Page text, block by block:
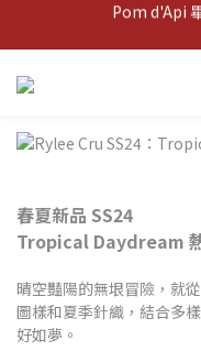
新客歡迎禮：
新客歡迎禮：
春夏新品 SS24
Tropical Daydream
晴空豔陽的無垠冒險，就
圖樣和夏季針織，結合多
好如夢。